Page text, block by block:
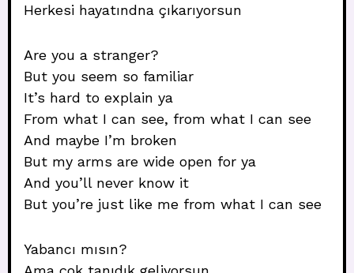
Herkesi hayatındna çıkarıyorsun
Are you a stranger?
But you seem so familiar
It’s hard to explain ya
From what I can see, from what I can see
And maybe I’m broken
But my arms are wide open for ya
And you’ll never know it
But you’re just like me from what I can see
Yabancı mısın?